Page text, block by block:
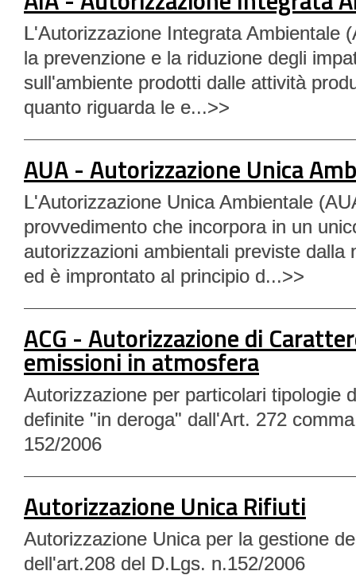
L'Autorizzazione Integrata Ambientale
la prevenzione e la riduzione degli
sull'ambiente prodotti dalle attività
quanto riguarda le e...>>
AUA - Autorizzazione Unica
L'Autorizzazione Unica Ambientale
provvedimento che incorpora in un
autorizzazioni ambientali previste dalla
ed è improntato al principio d...>>
ACG - Autorizzazione di
emissioni in atmosfera
Autorizzazione per particolari tipologie
definite "in deroga" dall'Art. 272
152/2006
Autorizzazione Unica Rifiuti
Autorizzazione Unica per la gestione
dell'art.208 del D.Lgs. n.152/2006